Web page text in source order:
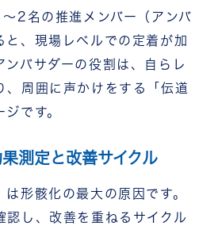
2名の推進メンバー（アンバ
と、現場レベルでの定着が加
ンバサダーの役割は、自らレ
、周囲に声かけをする「伝道
です。
測定と改善サイクル
は形骸化の最大の原因です。
認し、改善を重ねるサイクル